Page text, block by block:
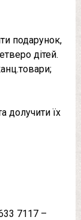
подарунок,
дітей.
долучити їх
7117 –